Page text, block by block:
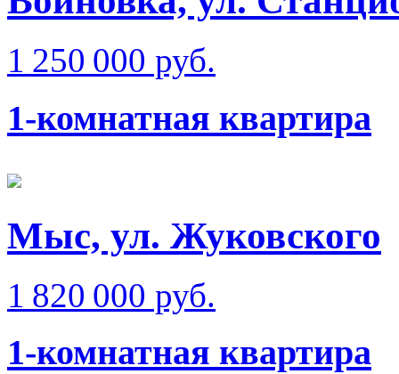
1 250 000 руб.
1-комнатная квартира
Мыс, ул. Жуковского
1 820 000 руб.
1-комнатная квартира